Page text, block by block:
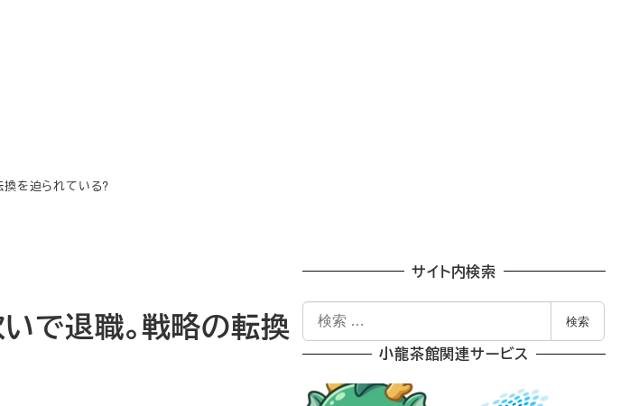
換を迫られている?
で退職。戦略の転換
サイト内検索
索
検索
小龍茶館関連サービス